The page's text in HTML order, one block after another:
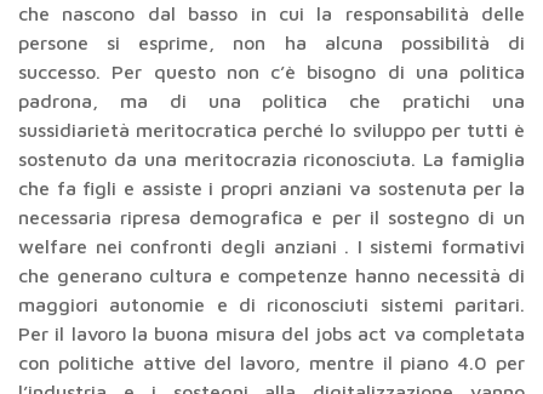
che nascono dal basso in cui la responsabilità delle
persone si esprime, non ha alcuna possibilità di
successo. Per questo non c’è bisogno di una politica
padrona, ma di una politica che pratichi una
sussidiarietà meritocratica perché lo sviluppo per tutti è
sostenuto da una meritocrazia riconosciuta. La famiglia
che fa figli e assiste i propri anziani va sostenuta per la
necessaria ripresa demografica e per il sostegno di un
welfare nei confronti degli anziani . I sistemi formativi
che generano cultura e competenze hanno necessità di
maggiori autonomie e di riconosciuti sistemi paritari.
Per il lavoro la buona misura del jobs act va completata
con politiche attive del lavoro, mentre il piano 4.0 per